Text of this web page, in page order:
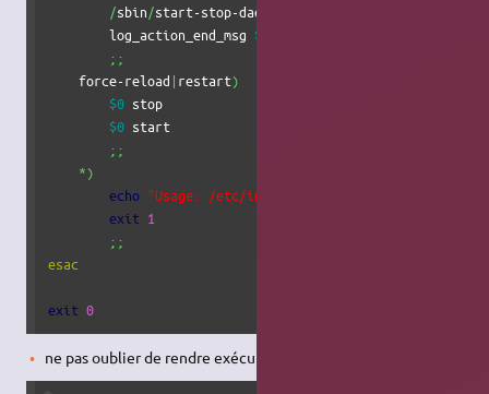
/sbin/start-stop-daemon
        log_action_end_msg
$?
;;
    force-reload
| restart)
$0 stop
$0 start
;;
*)
echo "Usage: /etc/init.d/svnserve
exit 1
;;
esac
exit 0
ne pas oublier de rendre exécutable le script :